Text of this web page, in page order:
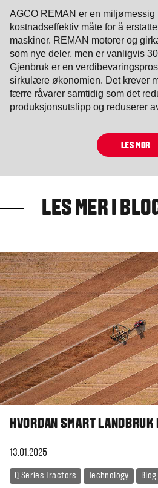
AGCO REMAN er en
kostnadseffektiv måte for å
maskiner. REMAN motorer og
som nye deler, men er vanligvis
Gjenbruk er en
sirkulære økonomien. Det krever
færre råvarer samtidig som det
produksjonsutslipp og reduserer
LES MOR
LES MER I
HVORDAN SMART
13.01.2025
Q Series Tractors Technology Blog